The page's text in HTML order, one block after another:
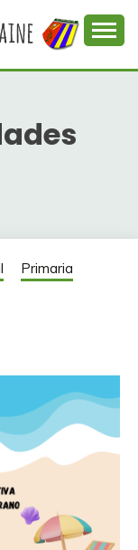
Primaria